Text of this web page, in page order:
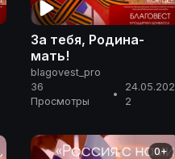
За тебя, Родина-
мать!
blagovest_pro
36
Просмотры
•
24.05.202
2
0+